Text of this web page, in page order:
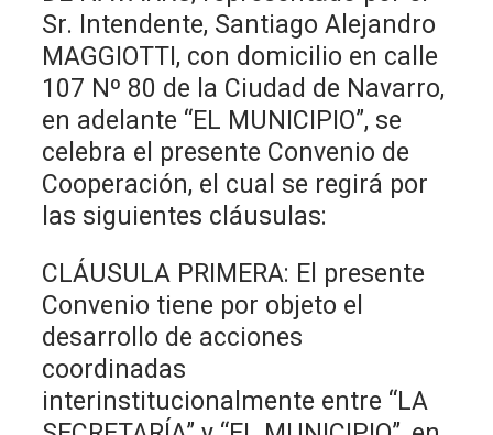
Sr. Intendente, Santiago Alejandro
MAGGIOTTI, con domicilio en calle
107 Nº 80 de la Ciudad de Navarro,
en adelante “EL MUNICIPIO”, se
celebra el presente Convenio de
Cooperación, el cual se regirá por
las siguientes cláusulas:
CLÁUSULA PRIMERA: El presente
Convenio tiene por objeto el
desarrollo de acciones
coordinadas
interinstitucionalmente entre “LA